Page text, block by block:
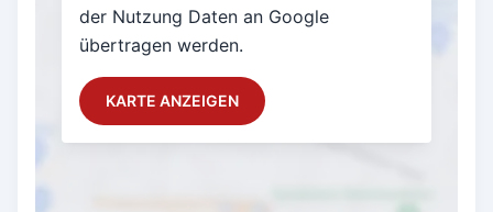
der Nutzung Daten an Google
übertragen werden.
KARTE ANZEIGEN